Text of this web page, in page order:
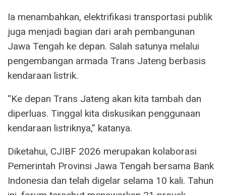
Ia menambahkan, elektrifikasi transportasi publik
juga menjadi bagian dari arah pembangunan
Jawa Tengah ke depan. Salah satunya melalui
pengembangan armada Trans Jateng berbasis
kendaraan listrik.
“Ke depan Trans Jateng akan kita tambah dan
diperluas. Tinggal kita diskusikan penggunaan
kendaraan listriknya,” katanya.
Diketahui, CJIBF 2026 merupakan kolaborasi
Pemerintah Provinsi Jawa Tengah bersama Bank
Indonesia dan telah digelar selama 10 kali. Tahun